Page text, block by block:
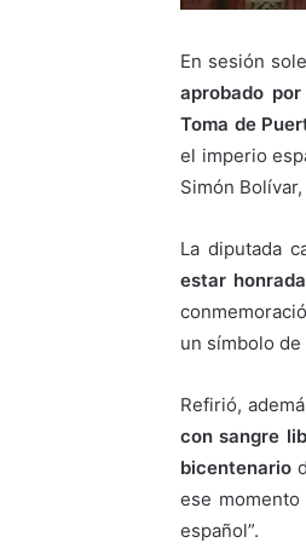
En sesión
aprobado
Toma de
el imperio
Simón
La diputada
estar
un símbolo
Refirió,
con sangre
bicentenario
ese momento
español”.